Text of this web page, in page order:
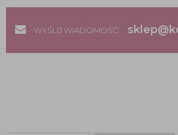
WYŚLIJ WIADOMOŚĆ: